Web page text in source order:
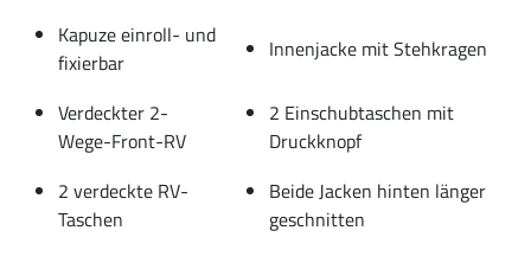
Kapuze einroll- und
fixierbar
Innenjacke mit Stehkragen
Verdeckter 2-
Wege-Front-RV
2 Einschubtaschen mit
Druckknopf
2 verdeckte RV-
Taschen
Beide Jacken hinten länger
geschnitten